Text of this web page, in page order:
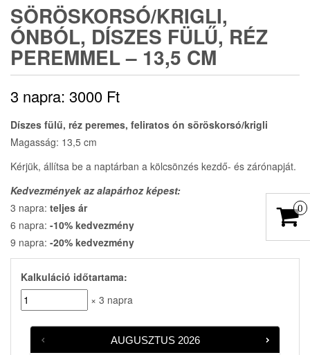
SÖRÖSKORSÓ/KRIGLI,
ÓNBÓL, DÍSZES FÜLŰ, RÉZ
PEREMMEL – 13,5 CM
3 napra: 3000 Ft
Díszes fülű, réz peremes, feliratos ón söröskorsó/krigli
Magasság: 13,5 cm
Kérjük, állítsa be a naptárban a kölcsönzés kezdő- és zárónapját.
Kedvezmények az alapárhoz képest:
3 napra: teljes ár
6 napra: -10% kedvezmény
9 napra: -20% kedvezmény
Kalkuláció időtartama:
× 3 napra
AUGUSZTUS 2026
0